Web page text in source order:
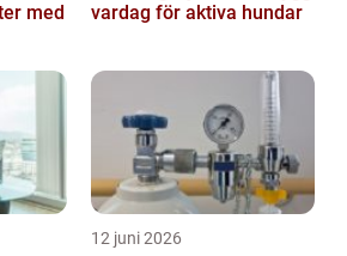
med
vardag för aktiva hundar
12 juni 2026